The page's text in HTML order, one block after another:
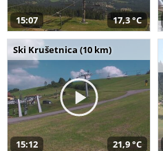
15:07 17,3 °C
Ski Krušetnica (10 km)
15:12 21,9 °C